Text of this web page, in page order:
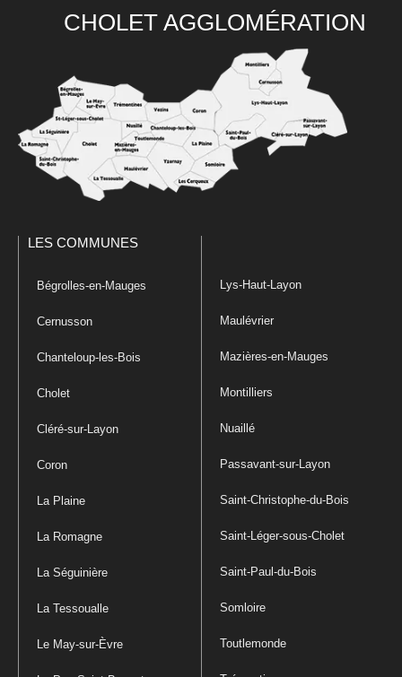
CHOLET AGGLOMÉRATION
LES COMMUNES
Bégrolles-en-Mauges
Cernusson
Chanteloup-les-Bois
Cholet
Cléré-sur-Layon
Coron
La Plaine
La Romagne
La Séguinière
La Tessoualle
Le May-sur-Èvre
Lys-Haut-Layon
Maulévrier
Mazières-en-Mauges
Montilliers
Nuaillé
Passavant-sur-Layon
Saint-Christophe-du-Bois
Saint-Léger-sous-Cholet
Saint-Paul-du-Bois
Somloire
Toutlemonde